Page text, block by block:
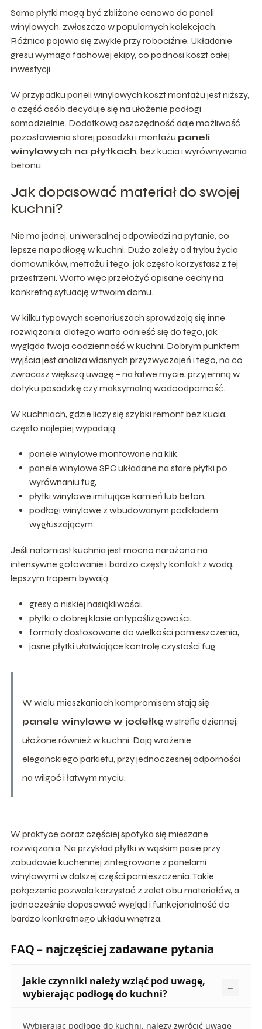
Same płytki mogą być zbliżone cenowo do paneli
winylowych, zwłaszcza w popularnych kolekcjach.
Różnica pojawia się zwykle przy robociźnie. Układanie
gresu wymaga fachowej ekipy, co podnosi koszt całej
inwestycji.
W przypadku paneli winylowych koszt montażu jest niższy,
a część osób decyduje się na ułożenie podłogi
samodzielnie. Dodatkową oszczędność daje możliwość
pozostawienia starej posadzki i montażu paneli
winylowych na płytkach, bez kucia i wyrównywania
betonu.
Jak dopasować materiał do swojej
kuchni?
Nie ma jednej, uniwersalnej odpowiedzi na pytanie, co
lepsze na podłogę w kuchni. Dużo zależy od trybu życia
domowników, metrażu i tego, jak często korzystasz z tej
przestrzeni. Warto więc przełożyć opisane cechy na
konkretną sytuację w twoim domu.
W kilku typowych scenariuszach sprawdzają się inne
rozwiązania, dlatego warto odnieść się do tego, jak
wygląda twoja codzienność w kuchni. Dobrym punktem
wyjścia jest analiza własnych przyzwyczajeń i tego, na co
zwracasz większą uwagę – na łatwe mycie, przyjemną w
dotyku posadzkę czy maksymalną wodoodporność.
W kuchniach, gdzie liczy się szybki remont bez kucia,
często najlepiej wypadają:
panele winylowe montowane na klik,
panele winylowe SPC układane na stare płytki po
wyrównaniu fug,
płytki winylowe imitujące kamień lub beton,
podłogi winylowe z wbudowanym podkładem
wygłuszającym.
Jeśli natomiast kuchnia jest mocno narażona na
intensywne gotowanie i bardzo częsty kontakt z wodą,
lepszym tropem bywają:
gresy o niskiej nasiąkliwości,
płytki o dobrej klasie antypoślizgowości,
formaty dostosowane do wielkości pomieszczenia,
jasne płytki ułatwiające kontrolę czystości fug.
W wielu mieszkaniach kompromisem stają się
panele winylowe w jodełkęw strefie dziennej,
ułożone również w kuchni. Dają wrażenie
eleganckiego parkietu, przy jednoczesnej odporności
na wilgoć i łatwym myciu.
W praktyce coraz częściej spotyka się mieszane
rozwiązania. Na przykład płytki w wąskim pasie przy
zabudowie kuchennej zintegrowane z panelami
winylowymi w dalszej części pomieszczenia. Takie
połączenie pozwala korzystać z zalet obu materiałów, a
jednocześnie dopasować wygląd i funkcjonalność do
bardzo konkretnego układu wnętrza.
FAQ – najczęściej zadawane pytania
Jakie czynniki należy wziąć pod uwagę,
wybierając podłogę do kuchni?
Wybierając podłogę do kuchni, należy zwrócić uwagę